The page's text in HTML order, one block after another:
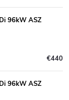
96kW ASZ
€440
96kW ASZ